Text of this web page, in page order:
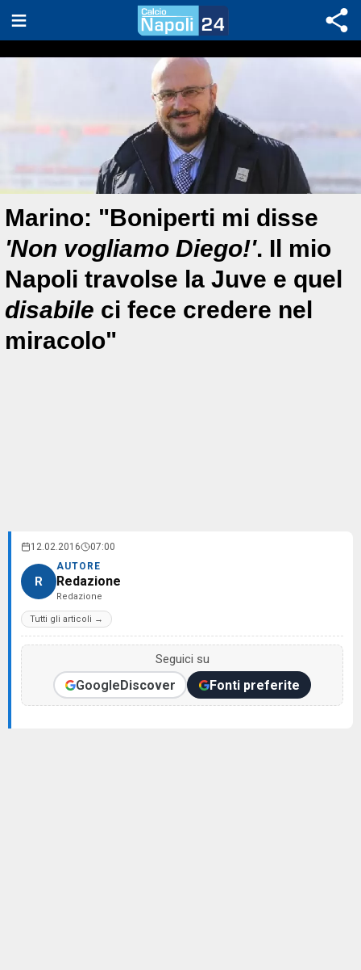
Marino: "Boniperti mi disse
'Non vogliamo Diego!'. Il mio
Napoli travolse la Juve e quel
disabile ci fece credere nel
miracolo"
12.02.2016 07:00
R
AUTORE
Redazione
Redazione
Tutti gli articoli →
Seguici su
GoogleDiscover Fonti preferite